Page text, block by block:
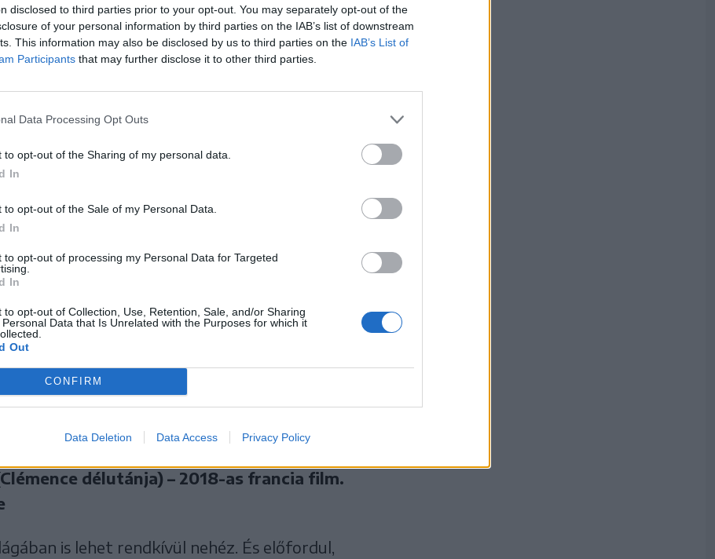
disclosed to third parties prior to your opt-out. You may separately opt-out of the
of your personal information by third parties on the IAB’s list of downstream
This information may also be disclosed by us to third parties on the IAB’s List of
Participants that may further disclose it to other third parties.
Data Processing Opt Outs
to opt-out of the Sharing of my personal data.
In
to opt-out of the Sale of my Personal Data.
In
to opt-out of processing my Personal Data for Targeted
In
to opt-out of Collection, Use, Retention, Sale, and/or Sharing
Data that Is Unrelated with the Purposes for which it
Out
CONFIRM
Data Deletion Data Access Privacy Policy
a járókelőket. Csikk-komornyik
délutánja) – 2018-as francia film.
is lehet rendkívül nehéz. És előfordul,